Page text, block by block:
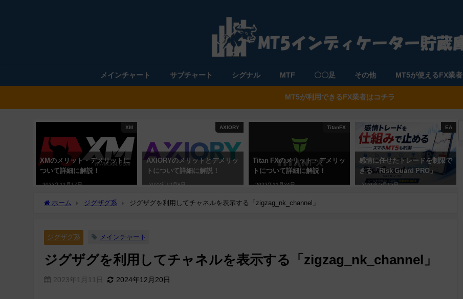
メインチャート サブチャート シグナル MTF 〇〇足 その他 MT5が使えるFX業者
MT5が利用できるFX業者はコチラ
XM
XMのメリット・デメリットに
ついて詳細に解説！
2022年11月17日
AXIORY
AXIORYのメリットとデメリッ
トについて詳細に解説！
2022年12月8日
TitanFX
Titan FXのメリット・デメリッ
トについて詳細に解説！
2022年11月24日
EA
感情に任せたトレードを制限で
きる「Risk Guard PRO」
2026年5月15日
ホーム ジグザグ系 ジグザグを利用してチャネルを表示する「zigzag_nk_channel」
ジグザグ系 メインチャート
ジグザグを利用してチャネルを表示する「zigzag_nk_channel」
2023年1月11日 2024年12月20日